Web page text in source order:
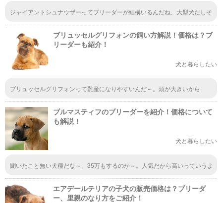
ジャイアントシュナウザーってブリーダーが結構いるんだね、大型犬だしそ
ブリュッセルグリフォンの飼い方解説！価格は？ブ
リーダーも紹介！
犬と暮らしたい
ブリュッセルグリフォンって難産になりやすいんだ～。頭が大きいから
殖が大変なんだ。
ブルマスティフのブリーダーを紹介！価格について
も解説！
犬と暮らしたい
聞いたこと無い犬種だな～。35万もするのか～。人気だから高いっていうよ
できる人が限られてるね。
エアデールテリアの子犬の販売価格は？ブリーダ
ー、里親のなり方をご紹介！